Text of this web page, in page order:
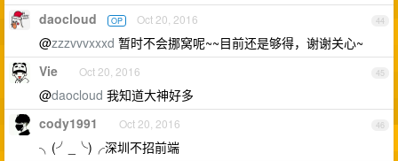
44
daocloud OP Oct 20, 2016
@zzzvvvxxxd 暂时不会挪窝呢~~目前还是够得，谢谢关心~
45
Vie Oct 20, 2016
@daocloud 我知道大神好多
46
cody1991 Oct 20, 2016
╮(╯_╰)╭深圳不招前端